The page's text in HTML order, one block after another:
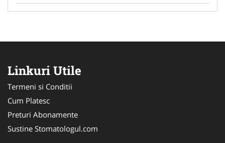
Linkuri Utile
Termeni si Conditii
Cum Platesc
Preturi Abonamente
Sustine Stomatologul.com